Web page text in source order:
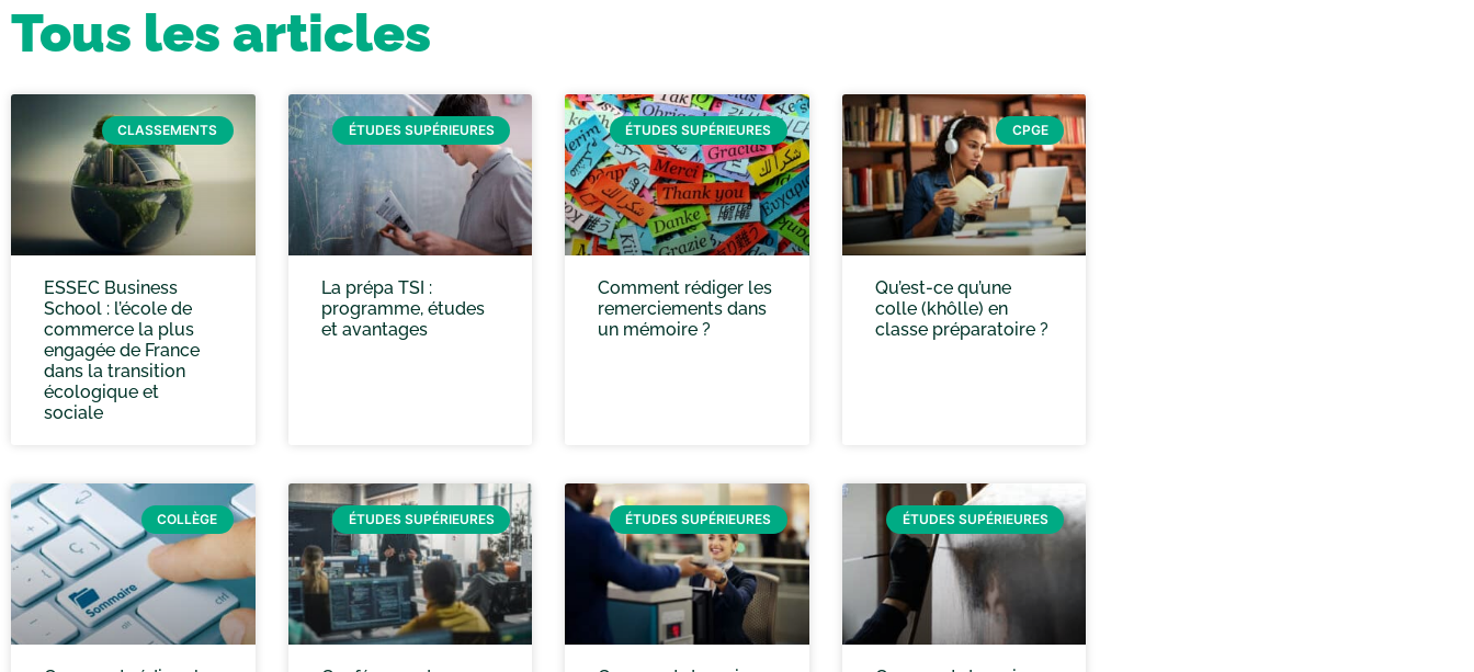
Tous les articles
CLASSEMENTS
ESSEC Business
School : l’école de
commerce la plus
engagée de France
dans la transition
écologique et
sociale
ÉTUDES SUPÉRIEURES
La prépa TSI :
programme, études
et avantages
ÉTUDES SUPÉRIEURES
Comment rédiger les
remerciements dans
un mémoire ?
CPGE
Qu’est-ce qu’une
colle (khôlle) en
classe préparatoire ?
COLLÈGE ÉTUDES SUPÉRIEURES ÉTUDES SUPÉRIEURES ÉTUDES SUPÉRIEURES